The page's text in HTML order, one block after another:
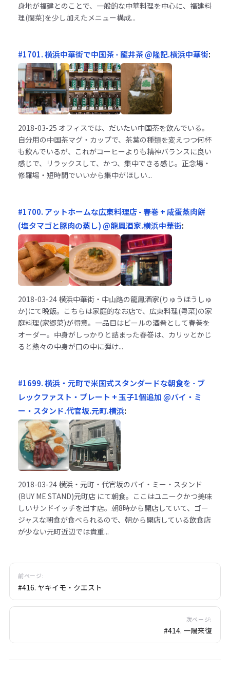
身地が福建とのことで、一般的な中華料理を中心に、福建料
理(閩菜)を少し加えたメニュー構成...
#1701. 横浜中華街で中国茶 - 龍井茶 @隆記.横浜中華街:
2018-03-25 オフィスでは、だいたい中国茶を飲んでいる。
自分用の中国茶マグ・カップで、茶葉の種類を変えつつ何杯
も飲んでいるが、これがコーヒーよりも精神バランスに良い
感じで、リラックスして、かつ、集中できる感じ。正念場・
修羅場・短時間でいいから集中がほしい...
#1700. アットホームな広東料理店 - 春巻 + 咸蛋蒸肉餅
(塩タマゴと豚肉の蒸し) @龍鳳酒家.横浜中華街:
2018-03-24横浜中華街・中山路の龍鳳酒家(りゅうほうしゅ
か)にて晩飯。こちらは家庭的なお店で、広東料理(粤菜)の家
庭料理(家郷菜)が得意。一品目はビールの酒肴として春巻を
オーダー。中身がしっかりと詰まった春巻は、カリッとかじ
ると熱々の中身が口の中に弾け...
#1699. 横浜・元町で米国式スタンダードな朝食を - ブ
レックファスト・プレート + 玉子1個追加 @バイ・ミ
ー・スタンド.代官坂.元町.横浜:
2018-03-24横浜・元町・代官坂のバイ・ミー・スタンド
(BUY ME STAND)元町店 にて朝食。ここはユニークかつ美味
しいサンドイッチを出す店。朝8時から開店していて、ゴー
ジャスな朝食が食べられるので、朝から開店している飲食店
が少ない元町近辺では貴重...
前ページ:
#416. ヤキイモ・クエスト
次ページ:
#414. 一陽来復